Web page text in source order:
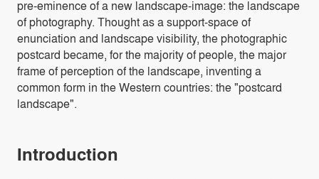
pre-eminence of a new landscape-image: the landscape
of photography. Thought as a support-space of
enunciation and landscape visibility, the photographic
postcard became, for the majority of people, the major
frame of perception of the landscape, inventing a
common form in the Western countries: the "postcard
landscape".
Introduction